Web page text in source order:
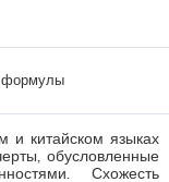
формулы
и китайском языках
обусловленные
Схожесть